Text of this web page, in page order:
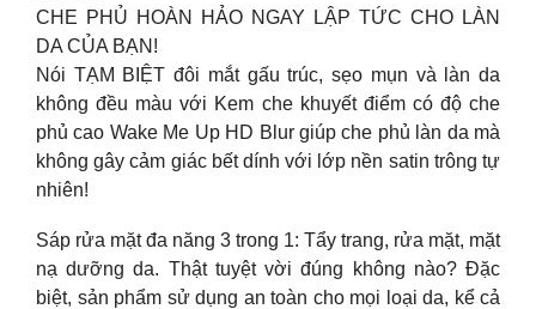
CHE PHỦ HOÀN HẢO NGAY LẬP TỨC CHO LÀN
DA CỦA BẠN!
Nói TẠM BIỆT đôi mắt gấu trúc, sẹo mụn và làn da
không đều màu với Kem che khuyết điểm có độ che
phủ cao Wake Me Up HD Blur giúp che phủ làn da mà
không gây cảm giác bết dính với lớp nền satin trông tự
nhiên!
Sáp rửa mặt đa năng 3 trong 1: Tẩy trang, rửa mặt, mặt
nạ dưỡng da. Thật tuyệt vời đúng không nào? Đặc
biệt, sản phẩm sử dụng an toàn cho mọi loại da, kể cả